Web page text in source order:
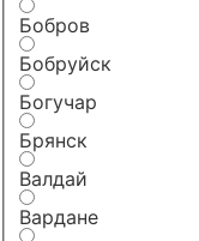
Бобров
Бобруйск
Богучар
Брянск
Валдай
Вардане